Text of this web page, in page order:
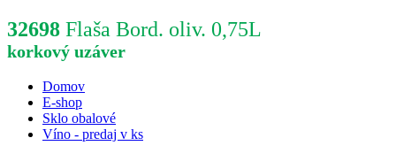
32698 Flaša Bord. oliv. 0,75L
korkový uzáver
Domov
E-shop
Sklo obalové
Víno - predaj v ks